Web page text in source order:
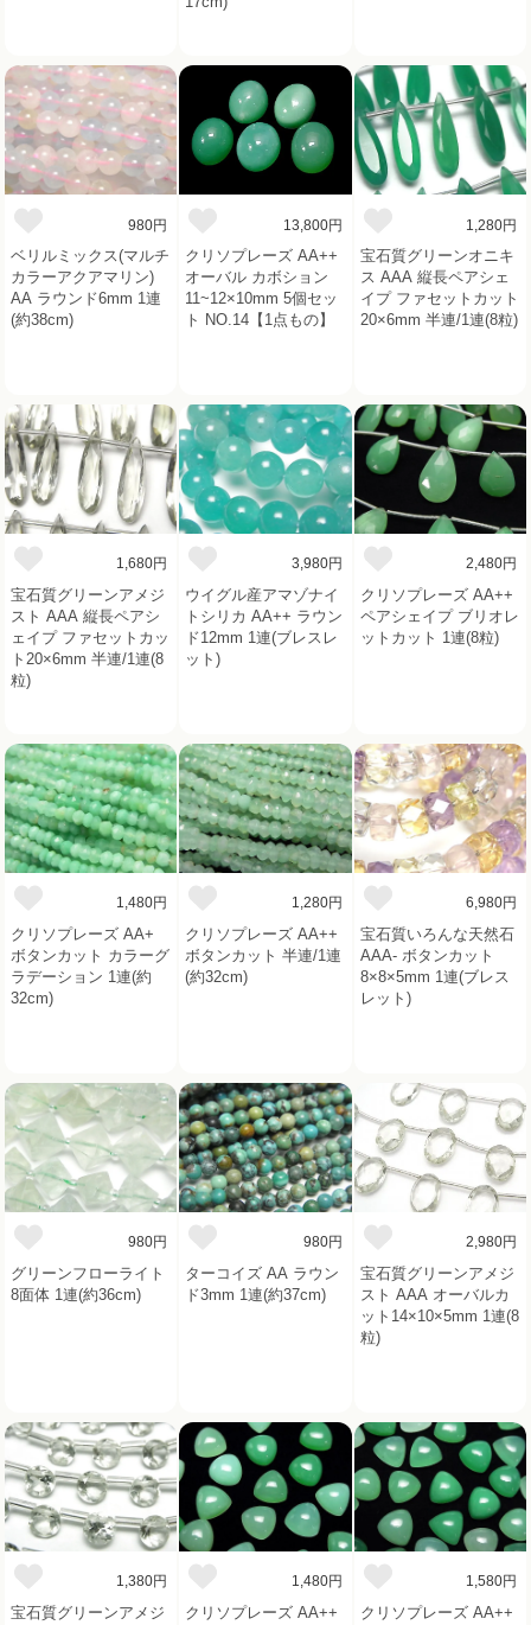
980円
ベリルミックス(マルチ
カラーアクアマリン)
AA ラウンド6mm 1連
(約38cm)
13,800円
クリソプレーズ AA++
オーバル カボション
11~12×10mm 5個セッ
ト NO.14【1点もの】
1,280円
宝石質グリーンオニキ
ス AAA 縦長ペアシェ
イプ ファセットカット
20×6mm 半連/1連(8粒)
1,680円
宝石質グリーンアメジ
スト AAA 縦長ペアシ
ェイプ ファセットカッ
ト20×6mm 半連/1連(8
粒)
3,980円
ウイグル産アマゾナイ
トシリカ AA++ ラウン
ド12mm 1連(ブレスレ
ット)
2,480円
クリソプレーズ AA++
ペアシェイプ ブリオレ
ットカット 1連(8粒)
1,480円
クリソプレーズ AA+
ボタンカット カラーグ
ラデーション 1連(約
32cm)
1,280円
クリソプレーズ AA++
ボタンカット 半連/1連
(約32cm)
6,980円
宝石質いろんな天然石
AAA- ボタンカット
8×8×5mm 1連(ブレス
レット)
980円
グリーンフローライト
8面体 1連(約36cm)
980円
ターコイズ AA ラウン
ド3mm 1連(約37cm)
2,980円
宝石質グリーンアメジ
スト AAA オーバルカ
ット14×10×5mm 1連(8
粒)
1,380円
宝石質グリーンアメジ
1,480円
クリソプレーズ AA++
1,580円
クリソプレーズ AA++